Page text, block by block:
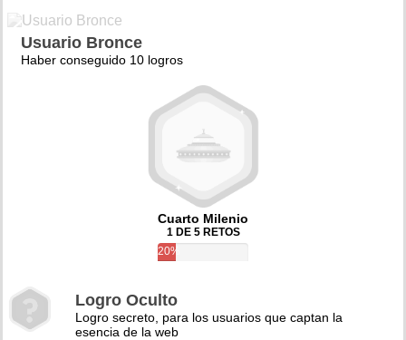
Usuario Bronce
Haber conseguido 10 logros
Cuarto Milenio
1 DE 5 RETOS
20%
Logro Oculto
Logro secreto, para los usuarios que captan la
esencia de la web